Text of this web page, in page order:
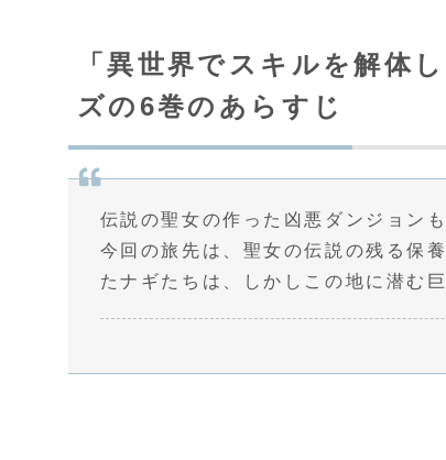
「異世界でスキルを解体
ズの6巻のあらすじ
伝説の聖女の作った凶悪ダンジョン
今回の旅先は、聖女の伝説の残る保
たナギたちは、しかしこの地に潜む